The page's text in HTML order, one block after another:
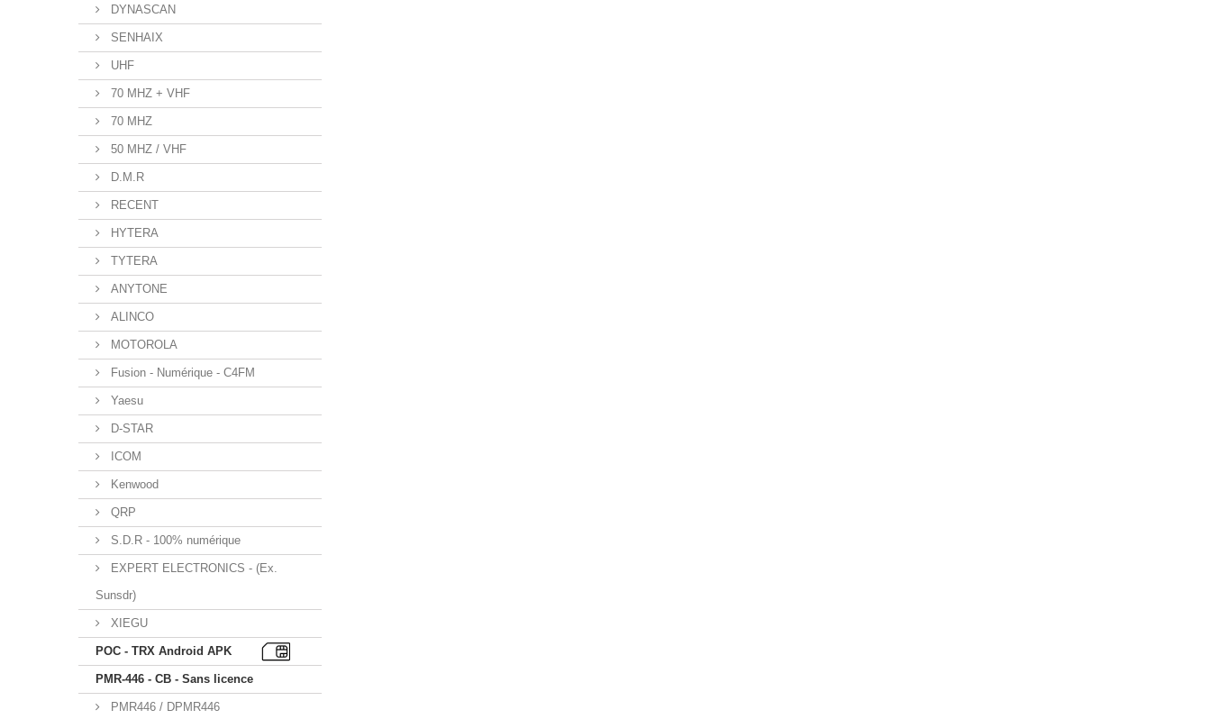
DYNASCAN
SENHAIX
UHF
70 MHZ + VHF
70 MHZ
50 MHZ / VHF
D.M.R
RECENT
HYTERA
TYTERA
ANYTONE
ALINCO
MOTOROLA
Fusion - Numérique - C4FM
Yaesu
D-STAR
ICOM
Kenwood
QRP
S.D.R - 100% numérique
EXPERT ELECTRONICS - (Ex.
Sunsdr)
XIEGU
POC - TRX Android APK
PMR-446 - CB - Sans licence
PMR446 / DPMR446